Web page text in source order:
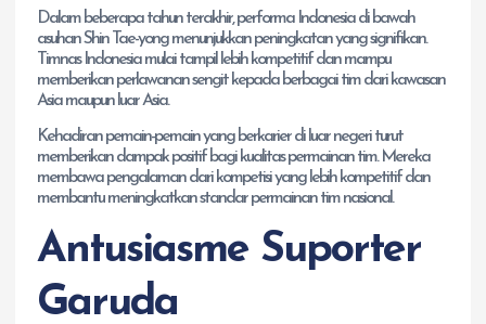
Dalam beberapa tahun terakhir, performa Indonesia di bawah
asuhan Shin Tae-yong menunjukkan peningkatan yang signifikan.
Timnas Indonesia mulai tampil lebih kompetitif dan mampu
memberikan perlawanan sengit kepada berbagai tim dari kawasan
Asia maupun luar Asia.
Kehadiran pemain-pemain yang berkarier di luar negeri turut
memberikan dampak positif bagi kualitas permainan tim. Mereka
membawa pengalaman dari kompetisi yang lebih kompetitif dan
membantu meningkatkan standar permainan tim nasional.
Antusiasme Suporter
Garuda